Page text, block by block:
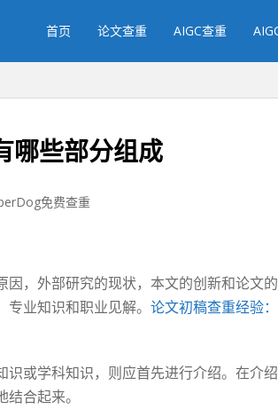
首页 论文查重 AIGC查重
哪些部分组成
免费查重
因，外部研究的现状，本文的创新和论文
业知识和职业见解。 论文初稿查重经验：
识或学科知识，则应首先进行介绍。在介
合起来。